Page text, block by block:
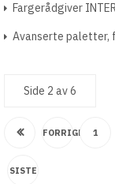
Fargerådgiver
Avanserte paletter,
Side 2 av 6
FORRIGE 1
SISTE